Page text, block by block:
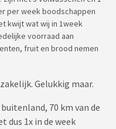
per week boodschappen
kwijt wat wij in 1week
voorraad aan
fruit en brood nemen
Gelukkig maar.
70 km van de
dus 1x in de week